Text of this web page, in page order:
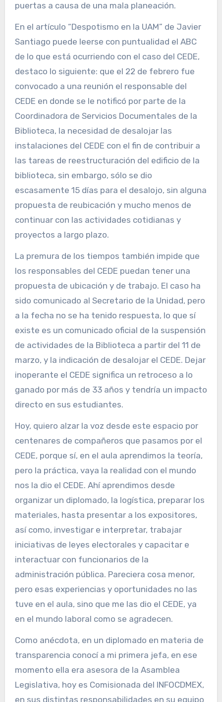
puertas a causa de una mala planeación.
En el artículo “Despotismo en la UAM” de Javier
Santiago puede leerse con puntualidad el ABC
de lo que está ocurriendo con el caso del CEDE,
destaco lo siguiente: que el 22 de febrero fue
convocado a una reunión el responsable del
CEDE en donde se le notificó por parte de la
Coordinadora de Servicios Documentales de la
Biblioteca, la necesidad de desalojar las
instalaciones del CEDE con el fin de contribuir a
las tareas de reestructuración del edificio de la
biblioteca, sin embargo, sólo se dio
escasamente 15 días para el desalojo, sin alguna
propuesta de reubicación y mucho menos de
continuar con las actividades cotidianas y
proyectos a largo plazo.
La premura de los tiempos también impide que
los responsables del CEDE puedan tener una
propuesta de ubicación y de trabajo. El caso ha
sido comunicado al Secretario de la Unidad, pero
a la fecha no se ha tenido respuesta, lo que sí
existe es un comunicado oficial de la suspensión
de actividades de la Biblioteca a partir del 11 de
marzo, y la indicación de desalojar el CEDE. Dejar
inoperante el CEDE significa un retroceso a lo
ganado por más de 33 años y tendría un impacto
directo en sus estudiantes.
Hoy, quiero alzar la voz desde este espacio por
centenares de compañeros que pasamos por el
CEDE, porque sí, en el aula aprendimos la teoría,
pero la práctica, vaya la realidad con el mundo
nos la dio el CEDE. Ahí aprendimos desde
organizar un diplomado, la logística, preparar los
materiales, hasta presentar a los expositores,
así como, investigar e interpretar, trabajar
iniciativas de leyes electorales y capacitar e
interactuar con funcionarios de la
administración pública. Pareciera cosa menor,
pero esas experiencias y oportunidades no las
tuve en el aula, sino que me las dio el CEDE, ya
en el mundo laboral como se agradecen.
Como anécdota, en un diplomado en materia de
transparencia conocí a mi primera jefa, en ese
momento ella era asesora de la Asamblea
Legislativa, hoy es Comisionada del INFOCDMEX,
en sus distintas responsabilidades en su equipo